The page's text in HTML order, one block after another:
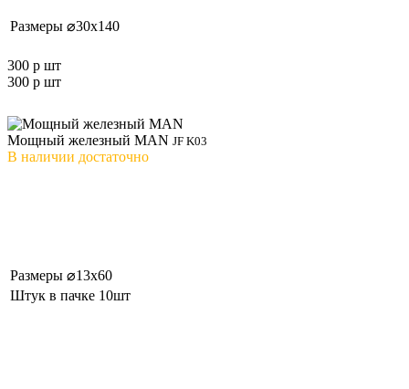
Размеры ⌀30x140
300 р шт
300 р шт
Мощный железный MAN JF K03
В наличии достаточно
Размеры ⌀13x60
Штук в пачке 10шт